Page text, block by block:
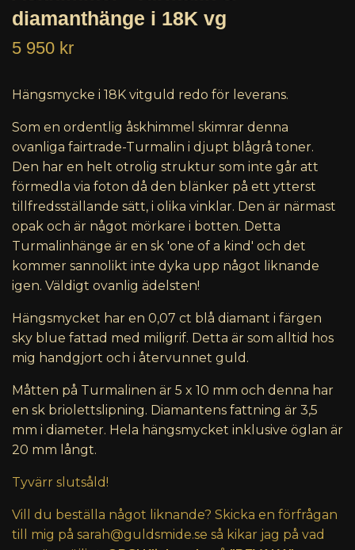
diamanthänge i 18K vg
5 950 kr
Hängsmycke i 18K vitguld redo för leverans.
Som en ordentlig åskhimmel skimrar denna
ovanliga fairtrade-Turmalin i djupt blågrå toner.
Den har en helt otrolig struktur som inte går att
förmedla via foton då den blänker på ett ytterst
tillfredsställande sätt, i olika vinklar. Den är närmast
opak och är något mörkare i botten. Detta
Turmalinhänge är en sk 'one of a kind' och det
kommer sannolikt inte dyka upp något liknande
igen. Väldigt ovanlig ädelsten!
Hängsmycket har en 0,07 ct blå diamant i färgen
sky blue fattad med miligrif. Detta är som alltid hos
mig handgjort och i återvunnet guld.
Måtten på Turmalinen är 5 x 10 mm och denna har
en sk briolettslipning. Diamantens fattning är 3,5
mm i diameter. Hela hängsmycket inklusive öglan är
20 mm långt.
Tyvärr slutsåld!
Vill du beställa något liknande? Skicka en förfrågan
till mig på sarah@guldsmide.se så kikar jag på vad